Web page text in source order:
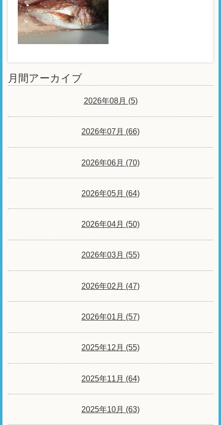
月間アーカイブ
2026年08月 (5)
2026年07月 (66)
2026年06月 (70)
2026年05月 (64)
2026年04月 (50)
2026年03月 (55)
2026年02月 (47)
2026年01月 (57)
2025年12月 (55)
2025年11月 (64)
2025年10月 (63)